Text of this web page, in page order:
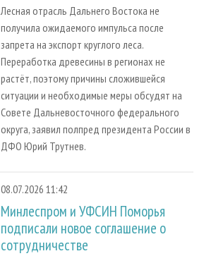
Лесная отрасль Дальнего Востока не
получила ожидаемого импульса после
запрета на экспорт круглого леса.
Переработка древесины в регионах не
растёт, поэтому причины сложившейся
ситуации и необходимые меры обсудят на
Совете Дальневосточного федерального
округа, заявил полпред президента России в
ДФО Юрий Трутнев.
08.07.2026 11:42
Минлеспром и УФСИН Поморья
подписали новое соглашение о
сотрудничестве